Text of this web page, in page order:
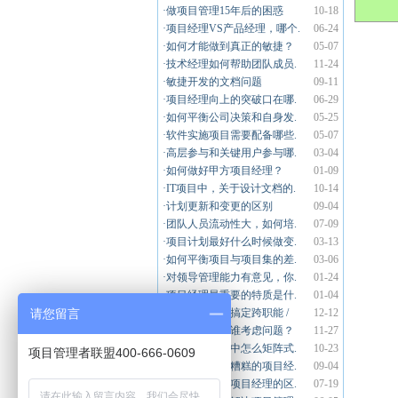
10-18
·做项目管理15年后的困惑
06-24
·项目经理VS产品经理，哪个.
05-07
·如何才能做到真正的敏捷？
11-24
·技术经理如何帮助团队成员.
09-11
·敏捷开发的文档问题
06-29
·项目经理向上的突破口在哪.
05-25
·如何平衡公司决策和自身发.
05-07
·软件实施项目需要配备哪些.
03-04
·高层参与和关键用户参与哪.
01-09
·如何做好甲方项目经理？
10-14
·IT项目中，关于设计文档的.
09-04
·计划更新和变更的区别
07-09
· 团队人员流动性大，如何培.
03-13
·项目计划最好什么时候做变.
03-06
·如何平衡项目与项目集的差.
01-24
·对领导管理能力有意见，你.
01-04
·项目经理最重要的特质是什.
12-12
产品经理如何搞定跨职能 /
11-27
项目经理要为谁考虑问题？
10-23
项目执行过程中怎么矩阵式.
09-04
如何才能减少糟糕的项目经.
07-19
项目管理岗与项目经理的区.
请您留言
项目管理者联盟400-666-0609